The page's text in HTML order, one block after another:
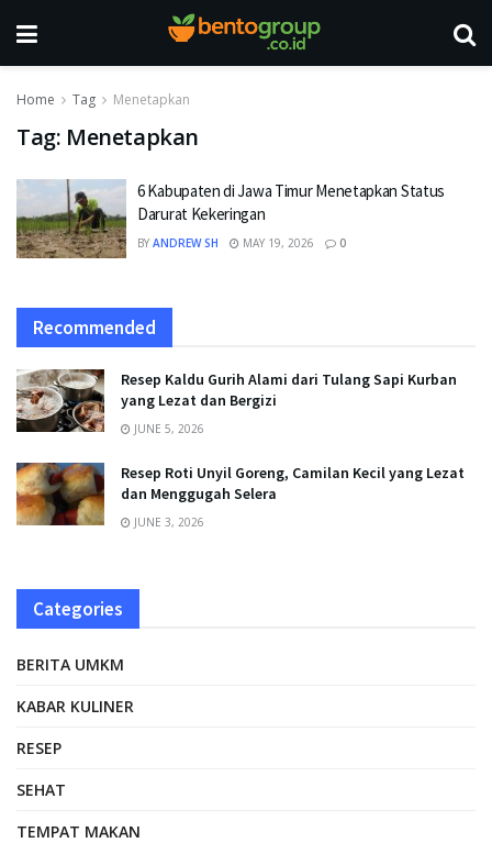
Home Tag Menetapkan
Tag: Menetapkan
6 Kabupaten di Jawa Timur Menetapkan Status
Darurat Kekeringan
BY ANDREW SH MAY 19, 2026 0
Recommended
Resep Kaldu Gurih Alami dari Tulang Sapi Kurban
yang Lezat dan Bergizi
JUNE 5, 2026
Resep Roti Unyil Goreng, Camilan Kecil yang Lezat
dan Menggugah Selera
JUNE 3, 2026
Categories
BERITA UMKM
KABAR KULINER
RESEP
SEHAT
TEMPAT MAKAN